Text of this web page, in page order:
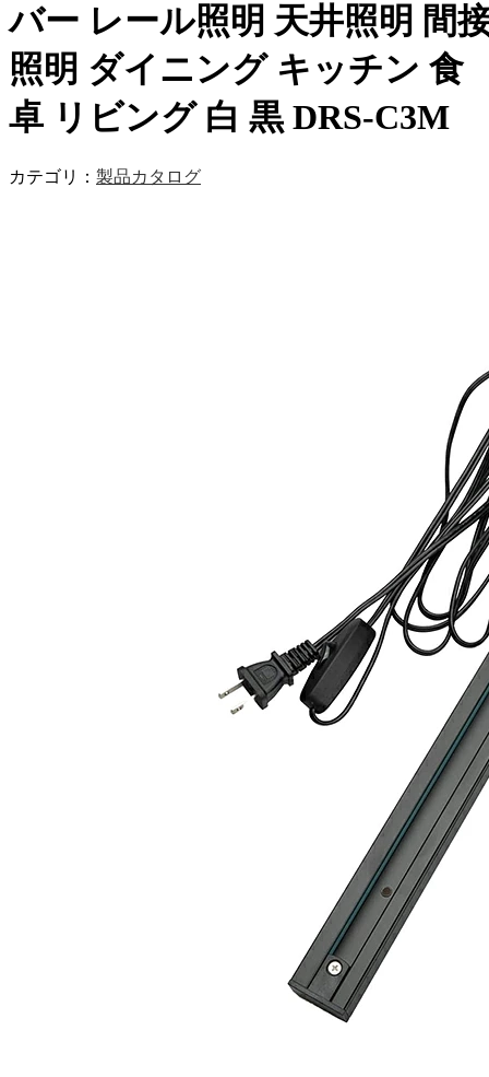
バー レール照明 天井照明 間
照明 ダイニング キッチン 食
卓 リビング 白 黒 DRS-C3M
カテゴリ： 製品カタログ